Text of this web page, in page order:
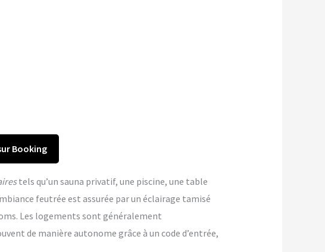
Booking
tels qu’un sauna privatif, une piscine, une table
feutrée est assurée par un éclairage tamisé
Les logements sont généralement
de manière autonome grâce à un code d’entrée,